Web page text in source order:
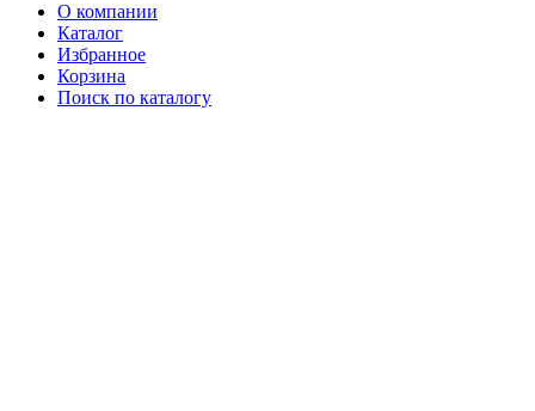
О компании
Каталог
Избранное
Корзина
Поиск по каталогу